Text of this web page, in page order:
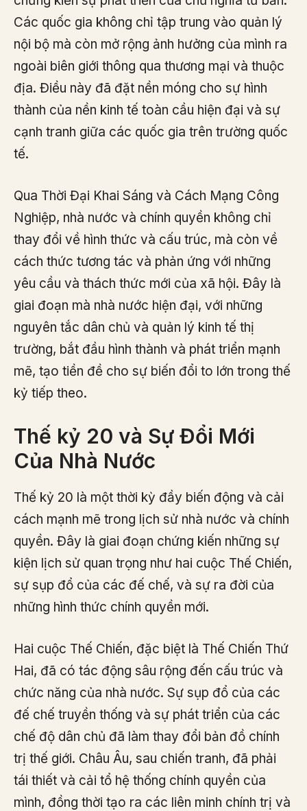
Các quốc gia không chỉ tập trung vào quản lý
nội bộ mà còn mở rộng ảnh hưởng của mình ra
ngoài biên giới thông qua thương mại và thuộc
địa. Điều này đã đặt nền móng cho sự hình
thành của nền kinh tế toàn cầu hiện đại và sự
cạnh tranh giữa các quốc gia trên trường quốc
tế.
Qua Thời Đại Khai Sáng và Cách Mạng Công
Nghiệp, nhà nước và chính quyền không chỉ
thay đổi về hình thức và cấu trúc, mà còn về
cách thức tương tác và phản ứng với những
yêu cầu và thách thức mới của xã hội. Đây là
giai đoạn mà nhà nước hiện đại, với những
nguyên tắc dân chủ và quản lý kinh tế thị
trường, bắt đầu hình thành và phát triển mạnh
mẽ, tạo tiền đề cho sự biến đổi to lớn trong thế
kỷ tiếp theo.
Thế kỷ 20 và Sự Đổi Mới
Của Nhà Nước
Thế kỷ 20 là một thời kỳ đầy biến động và cải
cách mạnh mẽ trong lịch sử nhà nước và chính
quyền. Đây là giai đoạn chứng kiến những sự
kiện lịch sử quan trọng như hai cuộc Thế Chiến,
sự sụp đổ của các đế chế, và sự ra đời của
những hình thức chính quyền mới.
Hai cuộc Thế Chiến, đặc biệt là Thế Chiến Thứ
Hai, đã có tác động sâu rộng đến cấu trúc và
chức năng của nhà nước. Sự sụp đổ của các
đế chế truyền thống và sự phát triển của các
chế độ dân chủ đã làm thay đổi bản đồ chính
trị thế giới. Châu Âu, sau chiến tranh, đã phải
tái thiết và cải tổ hệ thống chính quyền của
mình, đồng thời tạo ra các liên minh chính trị và